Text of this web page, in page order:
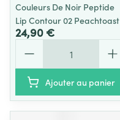
Couleurs De Noir Peptide
Lip Contour 02 Peachtoast
24,90 €
Ajouter au panier